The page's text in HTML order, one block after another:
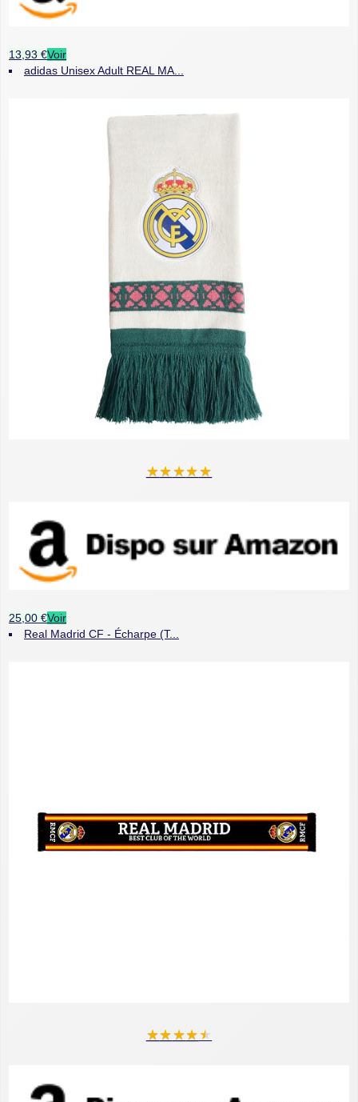
13,93 €Voir
adidas Unisex Adult REAL MA...
★★★★★
25,00 €Voir
Real Madrid CF - Écharpe (T...
★★★★★